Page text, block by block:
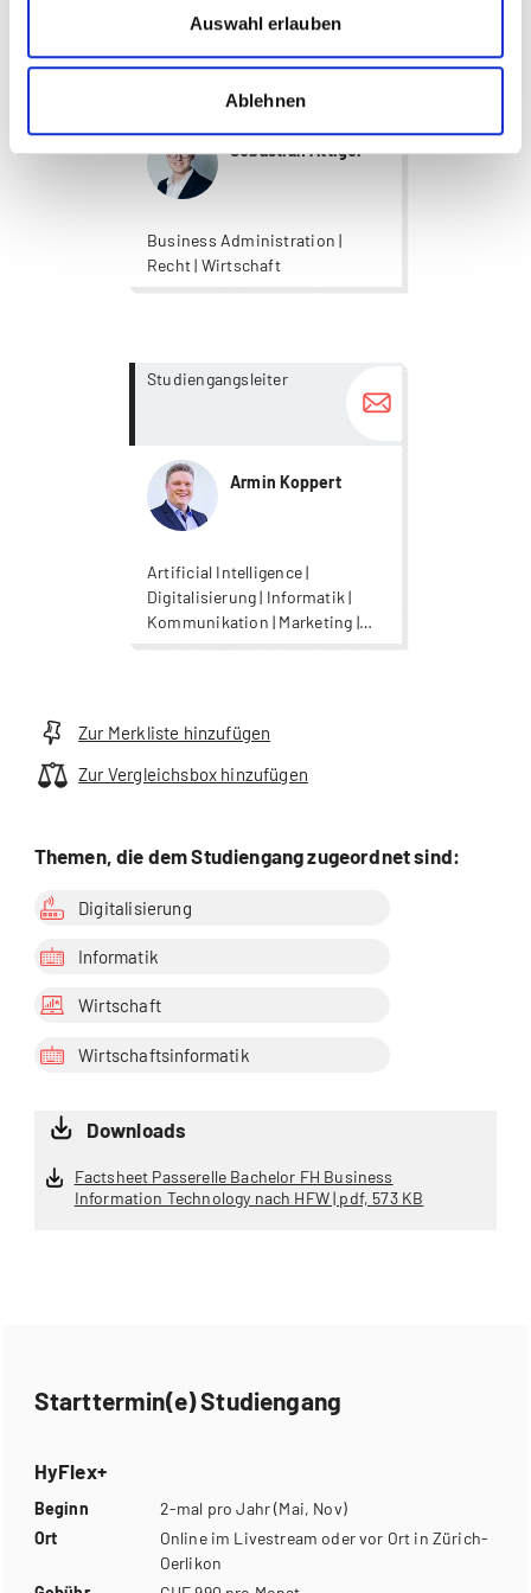
Auswahl erlauben
Ablehnen
Sebastian Attiger
Business Administration |
Recht | Wirtschaft
Studiengangsleiter
Armin Koppert
Artificial Intelligence |
Digitalisierung | Informatik |
Kommunikation | Marketing |
Supply Chain Management |
more...
more...
Zur Merkliste hinzufügen
Zur Vergleichsbox hinzufügen
Themen, die dem Studiengang zugeordnet sind:
Digitalisierung
Informatik
Wirtschaft
Wirtschaftsinformatik
Downloads
Factsheet Passerelle Bachelor FH Business
Information Technology nach HFW | pdf, 573 KB
Starttermin(e) Studiengang
HyFlex+
Beginn
2-mal pro Jahr (Mai, Nov)
Ort
Online im Livestream oder vor Ort in Zürich-
Oerlikon